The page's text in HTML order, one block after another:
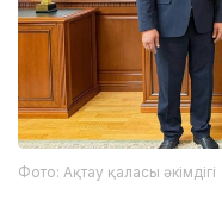
Фото: Ақтау қаласы әкімдігі